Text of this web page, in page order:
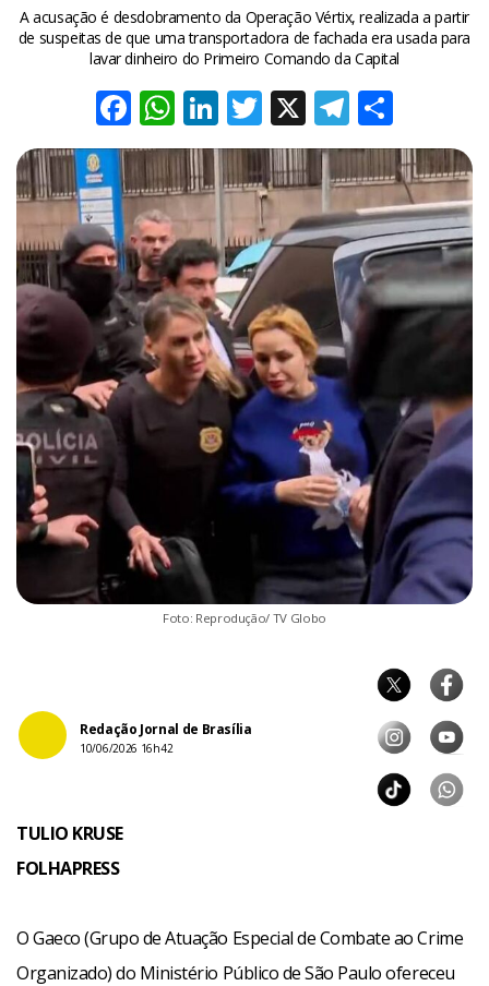
A acusação é desdobramento da Operação Vértix, realizada a partir
de suspeitas de que uma transportadora de fachada era usada para
lavar dinheiro do Primeiro Comando da Capital
Facebook
WhatsApp
LinkedIn
Twitter
X
Foto: Reprodução/ TV Globo
Redação Jornal de Brasília
10/06/2026 16h42
TULIO KRUSE
FOLHAPRESS
O Gaeco (Grupo de Atuação Especial de Combate ao Crime
Organizado) do Ministério Público de São Paulo ofereceu